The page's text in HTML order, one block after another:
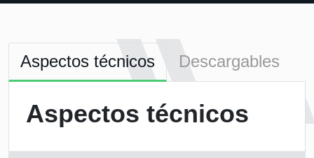
Aspectos técnicos Descargables
Aspectos técnicos